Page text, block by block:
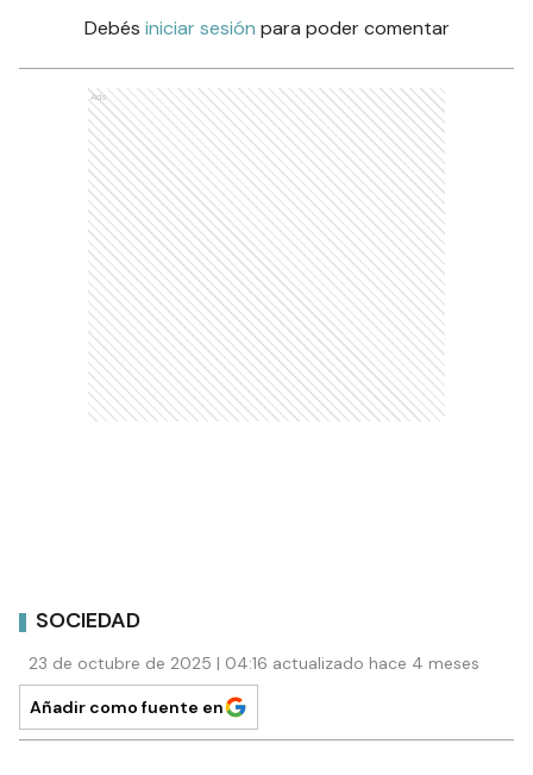
Debés iniciar sesión para poder comentar
Ads
SOCIEDAD
23 de octubre de 2025 | 04:16 actualizado hace 4 meses
Añadir como fuente en